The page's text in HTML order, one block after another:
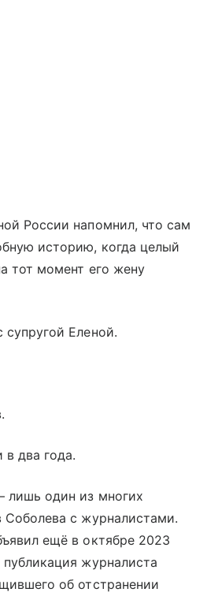
России напомнил, что сам
историю, когда целый
тот момент его жену
Еленой.
в два года.
один из многих
Соболева с журналистами.
ещё в октябре 2023
журналиста
об отстранении